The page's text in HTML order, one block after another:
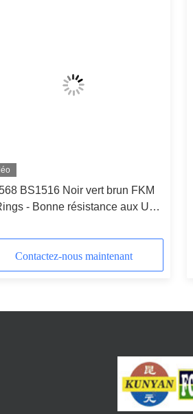
BS1516 Noir vert brun FKM
- Bonne résistance aux UV
à 280°C
Contactez-nous maintenant